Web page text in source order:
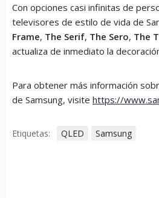
Con opciones casi infinitas de
televisores de estilo de vida de
Frame, The Serif, The Sero, The
actualiza de inmediato la
Para obtener más información
de Samsung, visite https://
Etiquetas: QLED Samsung